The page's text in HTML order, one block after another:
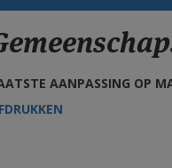
AANPASSING OP